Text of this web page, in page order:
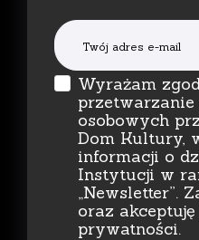
Wyrażam
osobowych
Dom Kultury,
informacji o
Instytucji w
„Newsletter”.
oraz
prywatności.